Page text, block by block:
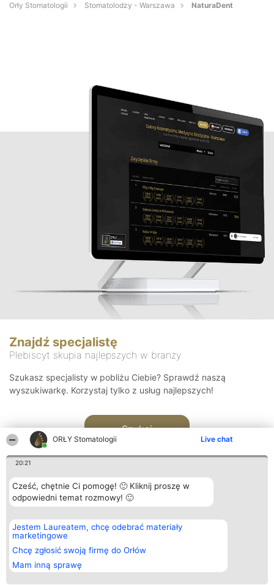
ORŁY Stomatologii Live chat
20:21
Cześć, chętnie Ci pomogę! 🙂 Kliknij proszę w
odpowiedni temat rozmowy! 🙂
Jestem Laureatem, chcę odebrać materiały
marketingowe
Chcę zgłosić swoją firmę do Orłów
Mam inną sprawę
Orły Stomatologii Stomatolodzy - Warszawa NaturaDent
Znajdź specjalistę
Plebiscyt skupia najlepszych w branży
Szukasz specjalisty w pobliżu Ciebie? Sprawdź naszą
wyszukiwarkę. Korzystaj tylko z usług najlepszych!
Szukaj
Organizator plebiscytu
Bright Side Solutions sp. z o.
o. sp. k.
ul. Ruska 22
Wrocław 50-079
KRS 0000749100 | Regon
381313360 | NIP 8943132676
Plebiscyt
Laureaci
wszystkich
Laureatów
Regulamin
Kontakt
Kontakt